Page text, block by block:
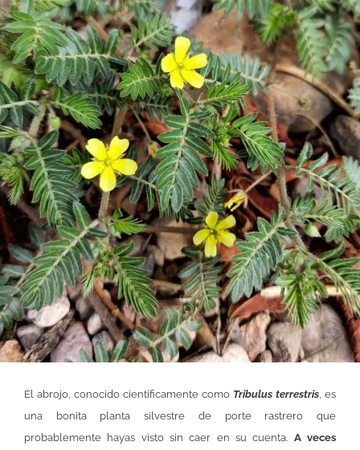
El abrojo, conocido científicamente como Tribulus terrestris, es
una bonita planta silvestre de porte rastrero que
probablemente hayas visto sin caer en su cuenta. A veces